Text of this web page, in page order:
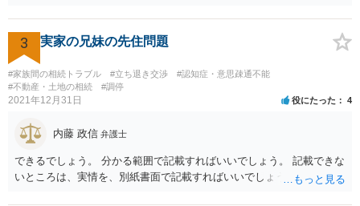
士はほぼ無条件で成年後見人に選任されるわけではなく、基幹研修を
受講して継続研修を受講し続ける必要がありますが、家庭裁判所から
選任された場合には専門職後見人と呼ぶことになるでしょう。
3 実家の兄妹の先住問題
#家族間の相続トラブル #立ち退き交渉
#認知症・意思疎通不能
#不動産・土地の相続
#調停
2021年12月31日 役にたった 4
内藤 政信 弁護士
できるでしょう。 分かる範囲で記載すればいいでしょう。 記載できな
いところは、実情を、別紙書面で記載すればいいでしょう。